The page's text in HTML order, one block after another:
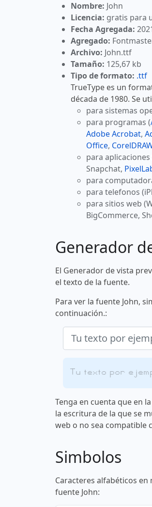
Nombre: John
Licencia: gratis para
Fecha Agregada:
Agregado:
Archivo: John.ttf
Tamaño: 125,67 kb
Tipo de formato: .ttf
TrueType es un
década de 1980. Se
para sistemas
para programas (
Adobe Acrobat,
Office,
para aplicaciones
Snapchat,
para
para telefonos
para sitios web
BigCommerce,
Generador
El Generador de vista
el texto de la fuente.
Para ver la fuente John,
continuación.:
Tu texto por
Tenga en cuenta que en
la escritura de la que se
web o no sea compatible
Simbolos
Caracteres alfabéticos en
fuente John: